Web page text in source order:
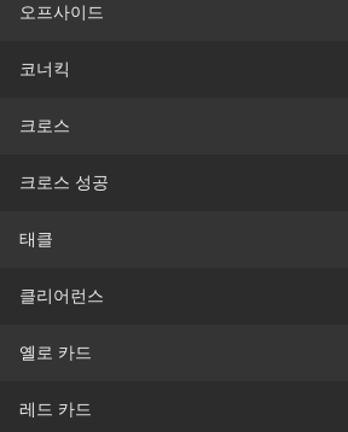
오프사이드
코너킥
크로스
크로스 성공
태클
클리어런스
옐로 카드
레드 카드